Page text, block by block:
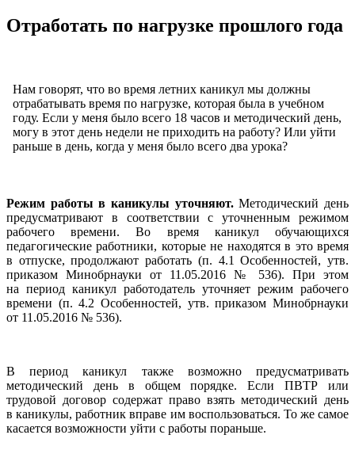
Отработать по нагрузке прошлого года
Нам говорят, что во время летних каникул мы должны
отрабатывать время по нагрузке, которая была в учебном
году. Если у меня было всего 18 часов и методический день,
могу в этот день недели не приходить на работу? Или уйти
раньше в день, когда у меня было всего два урока?
Режим работы в каникулы уточняют.Методический день
предусматривают в соответствии с уточненным режимом
рабочего времени. Во время каникул обучающихся
педагогические работники, которые не находятся в это время
в отпуске, продолжают работать (п. 4.1 Особенностей, утв.
приказом Минобрнауки от 11.05.2016 № 536). При этом
на период каникул работодатель уточняет режим рабочего
времени (п. 4.2 Особенностей, утв. приказом Минобрнауки
от 11.05.2016 № 536).
В период каникул также возможно предусматривать
методический день в общем порядке. Если ПВТР или
трудовой договор содержат право взять методический день
в каникулы, работник вправе им воспользоваться. То же самое
касается возможности уйти с работы пораньше.